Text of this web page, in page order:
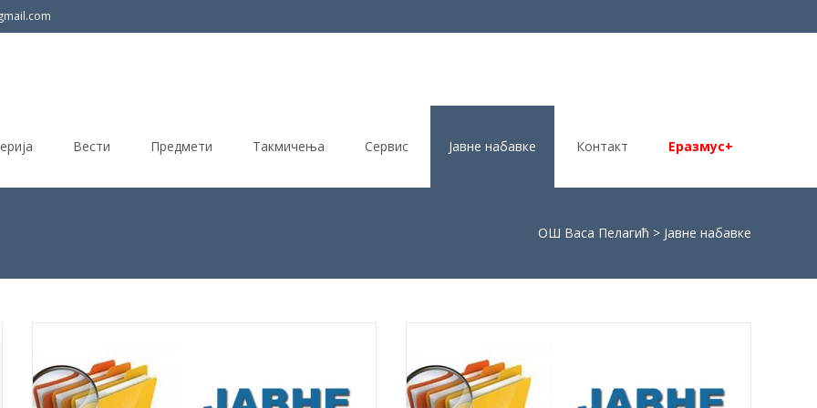
Вести Предмети Такмичења Сервис Јавне набавке Контакт Еразмус+
ОШ Васа Пелагић > Јавне набавке